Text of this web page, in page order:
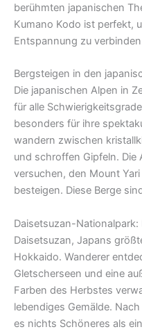
berühmten japanischen
Kumano Kodo ist perfekt,
Entspannung zu
Bergsteigen in den
Die japanischen Alpen in
für alle
besonders für ihre
wandern zwischen
und schroffen Gipfeln. Die
versuchen, den Mount
besteigen. Diese Berge
Daisetsuzan-
Daisetsuzan, Japans
Hokkaido. Wanderer
Gletscherseen und eine
Farben des Herbstes
lebendiges Gemälde.
es nichts Schöneres als